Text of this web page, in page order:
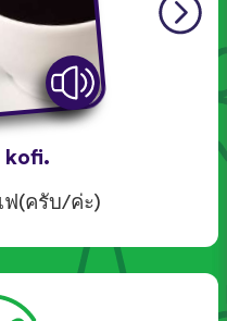
kofi.
(ครับ/ค่ะ)